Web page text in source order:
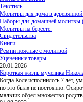
Текстиль
Молитвы для дома в деревянной
Наборы для домашней молитвы
Молитвы на бересте.
Свидетельства
Книги
Ремни поясные с молитвой
Уцененные товары
20.01.2026
Короткая жизнь мученика
Когда Коле исполнилось 7 лет,
но это было не постоянно.
мальчик обрел множество